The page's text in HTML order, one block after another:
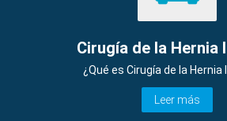
Cirugía de la Hernia
¿Qué es Cirugía de la Hernia
Leer más